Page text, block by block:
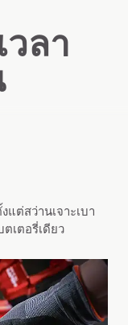
ลา
แต่สว่านเจาะเบา
เตอรี่เดียว